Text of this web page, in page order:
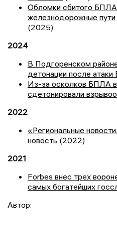
Обломки сбитого БПЛА
железнодорожные
(2025)
2024
В Подгоренском
детонации после
Из-за осколков БПЛА
сдетонировали
2022
«Региональные
новость (2022)
2021
Forbes внес трех
самых богатейших
Автор: